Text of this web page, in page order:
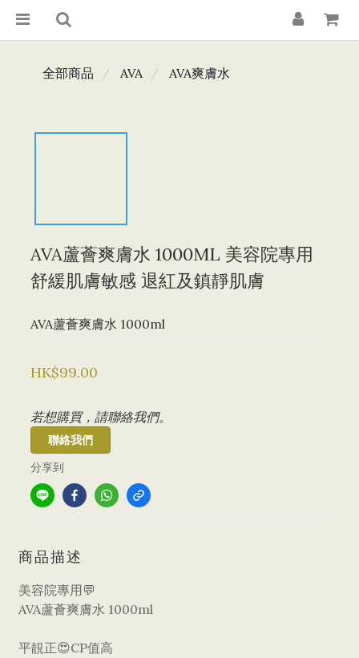
全部商品 AVA AVA爽膚水
AVA蘆薈爽膚水 1000ML 美容院專用
舒緩肌膚敏感 退紅及鎮靜肌膚
AVA蘆薈爽膚水 1000ml
HK$99.00
若想購買，請聯絡我們。
聯絡我們
分享到
商品描述
美容院專用💬
AVA蘆薈爽膚水 1000ml
平靚正😍CP值高